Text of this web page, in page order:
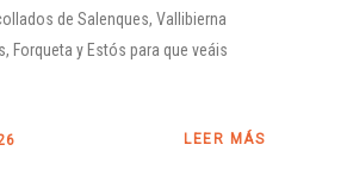
de Salenques, Vallibierna
Forqueta y Estós para que veáis
LEER MÁS